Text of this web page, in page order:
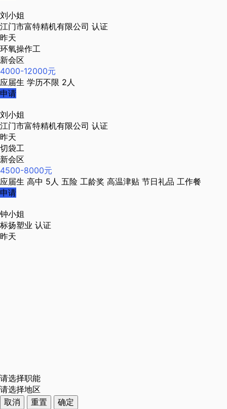
刘小姐
江门市富特精机有限公司 认证
昨天
环氧操作工
新会区
4000-12000元
应届生 学历不限 2人
申请
刘小姐
江门市富特精机有限公司 认证
昨天
切袋工
新会区
4500-8000元
应届生 高中 5人 五险 工龄奖 高温津贴 节日礼品 工作餐
申请
钟小姐
标扬塑业 认证
昨天
请选择职能
请选择地区
取消
重置
确定